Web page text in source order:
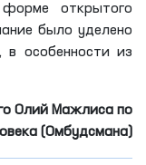
открытого
было уделено
в особенности из
Олий Мажлиса по
(Омбудсмана)